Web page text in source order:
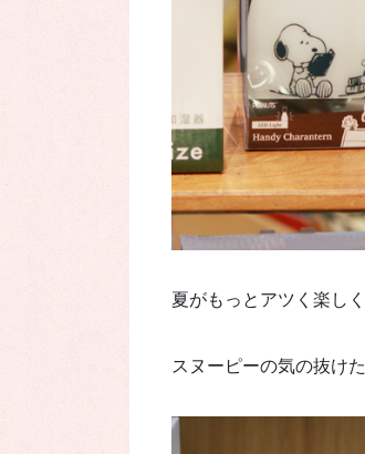
夏がもっとアツく楽し
スヌーピーの気の抜け